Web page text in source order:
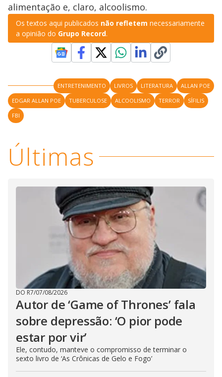
alimentação e, claro, alcoolismo.
Os textos aqui publicados não refletem necessariamente
a opinião do Grupo Record.
ENTRETENIMENTO LIVROS LITERATURA
ALLAN POE
EDGAR ALLAN POE
TUBERCULOSE ALCOOLISMO TERROR
SÍFILIS
FBI
Últimas
DO R7/07/08/2026
Autor de ‘Game of Thrones’ fala
sobre depressão: ‘O pior pode
estar por vir’
Ele, contudo, manteve o compromisso de terminar o
sexto livro de ‘As Crônicas de Gelo e Fogo’